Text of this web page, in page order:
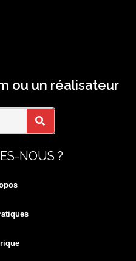
ou un réalisateur
SEARCH
NOUS ?